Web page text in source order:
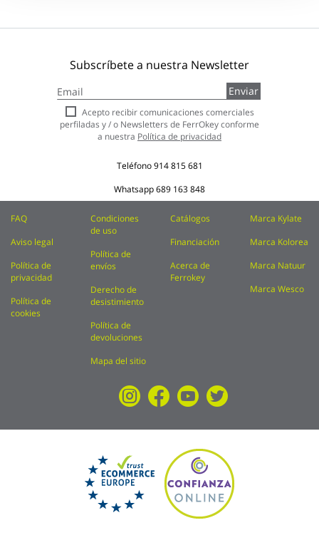
Subscríbete a nuestra Newsletter
a
nuestro
boletín
de
Enviar
Acepto recibir comunicaciones comerciales
perfiladas y / o Newsletters de FerrOkey conforme
a nuestra Política de privacidad
Teléfono914 815 681
Whatsapp689 163 848
FAQ
Aviso legal
Política de
privacidad
Política de
cookies
Condiciones
de uso
Política de
envíos
Derecho de
desistimiento
Política de
devoluciones
Mapa del sitio
Catálogos
Financiación
Acerca de
Ferrokey
Marca Kylate
Marca Kolorea
Marca Natuur
Marca Wesco